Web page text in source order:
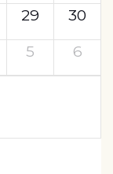
29
30
5 6